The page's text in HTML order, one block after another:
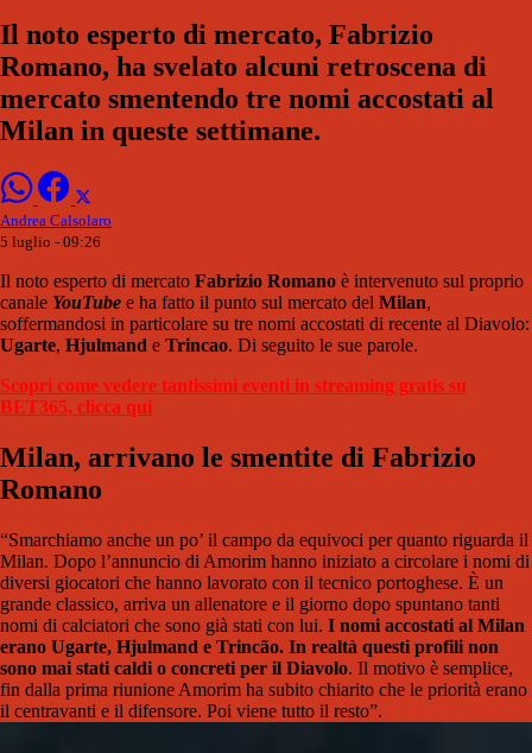
Il noto esperto di mercato, Fabrizio
Romano, ha svelato alcuni retroscena di
mercato smentendo tre nomi accostati al
Milan in queste settimane.
Andrea Calsolaro
5 luglio - 09:26
Il noto esperto di mercato Fabrizio Romano è intervenuto sul proprio
canale YouTube e ha fatto il punto sul mercato del Milan,
soffermandosi in particolare su tre nomi accostati di recente al Diavolo:
Ugarte, Hjulmand e Trincao. Di seguito le sue parole.
Scopri come vedere tantissimi eventi in streaming gratis su
BET365, clicca qui
Milan, arrivano le smentite di Fabrizio
Romano
“Smarchiamo anche un po’ il campo da equivoci per quanto riguarda il
Milan. Dopo l’annuncio di Amorim hanno iniziato a circolare i nomi di
diversi giocatori che hanno lavorato con il tecnico portoghese. È un
grande classico, arriva un allenatore e il giorno dopo spuntano tanti
nomi di calciatori che sono già stati con lui. I nomi accostati al Milan
erano Ugarte, Hjulmand e Trincão. In realtà questi profili non
sono mai stati caldi o concreti per il Diavolo. Il motivo è semplice,
fin dalla prima riunione Amorim ha subito chiarito che le priorità erano
il centravanti e il difensore. Poi viene tutto il resto”.